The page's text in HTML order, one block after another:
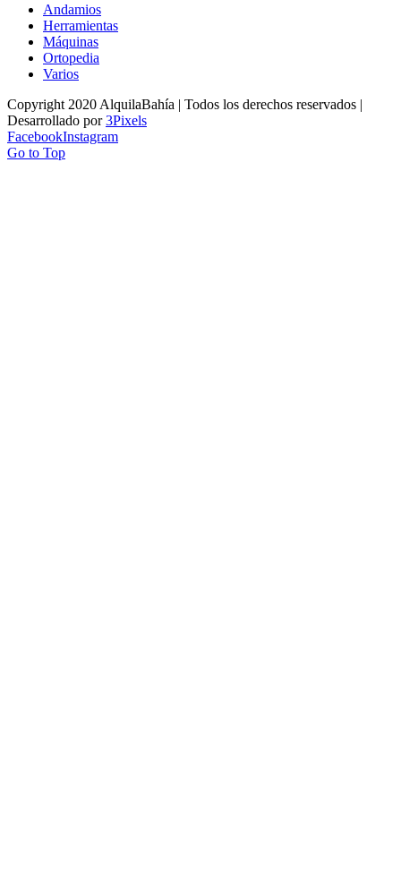
Andamios
Herramientas
Máquinas
Ortopedia
Varios
Copyright 2020 AlquilaBahía | Todos los derechos reservados |
Desarrollado por3Pixels
FacebookInstagram
Go to Top